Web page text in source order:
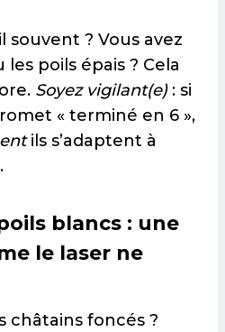
souvent ? Vous avez
poils épais ? Cela
Soyez vigilant(e): si
« terminé en 6 »,
ils s’adaptent à
blancs : une
le laser ne
châtains foncés ?